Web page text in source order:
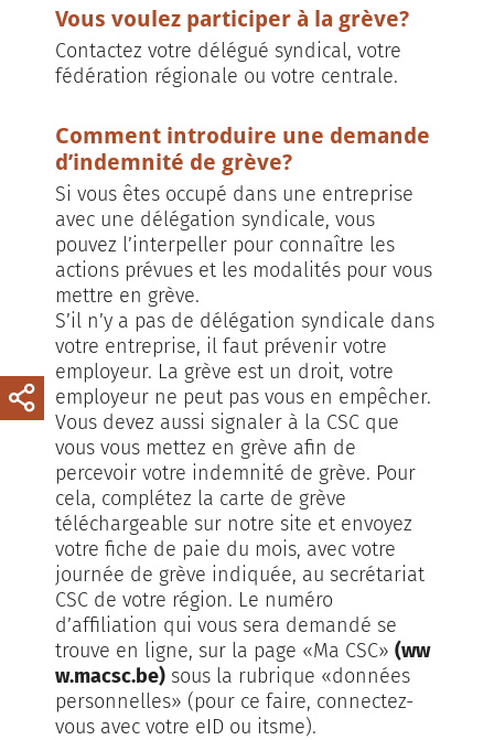
Vous voulez participer à la grève?
Contactez votre délégué syndical, votre
fédération régionale ou votre centrale.
Comment introduire une demande
d’indemnité de grève?
Si vous êtes occupé dans une entreprise
avec une délégation syndicale, vous
pouvez l’interpeller pour connaître les
actions prévues et les modalités pour vous
mettre en grève.
S’il n’y a pas de délégation syndica­le dans
votre entreprise, il faut prévenir votre
employeur. La grève est un droit, votre
employeur ne peut pas vous en empêcher.
Vous devez aussi signaler à la CSC que
vous vous mettez en grève afin de
percevoir votre indemnité de grève. Pour
cela, complétez la carte de grève
téléchargeable sur notre site et envoyez
votre fiche de paie du mois, avec votre
journée de grève indiquée, au secrétariat
CSC de votre région. Le numéro
d’affiliation qui vous sera demandé se
trouve en ligne, sur la page «Ma CSC» (ww
w.macsc.be) sous la rubrique «données
personnelles» (pour ce faire, connectez-
vous avec votre eID ou itsme).